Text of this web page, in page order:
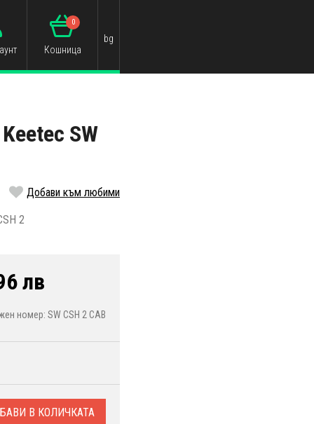
Кошница
0
bg
SW
Добави към любими
2
лв
номер: SW CSH 2 CAB
В КОЛИЧКАТА